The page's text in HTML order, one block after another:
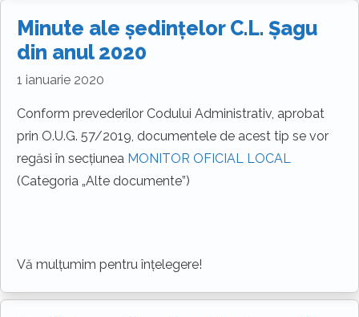
Minute ale ședințelor C.L. Șagu
din anul 2020
1 ianuarie 2020
Conform prevederilor Codului Administrativ, aprobat
prin O.U.G. 57/2019, documentele de acest tip se vor
regăsi în secțiunea MONITOR OFICIAL LOCAL
(Categoria „Alte documente”)
Vă mulțumim pentru înțelegere!